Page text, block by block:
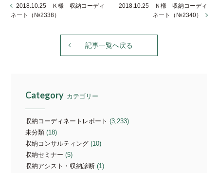
2018.10.25 Ｋ様 収納コーディ
ネート（№2338）
2018.10.25 Ｎ様 収納コーディ
ネート（№2340）
記事一覧へ戻る
Category カテゴリー
収納コーディネートレポート (3,233)
未分類 (18)
収納コンサルティング (10)
収納セミナー (5)
収納アシスト・収納診断 (1)